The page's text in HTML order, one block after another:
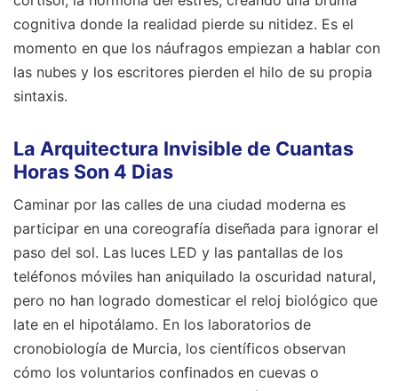
cognitiva donde la realidad pierde su nitidez. Es el
momento en que los náufragos empiezan a hablar con
las nubes y los escritores pierden el hilo de su propia
sintaxis.
La Arquitectura Invisible de Cuantas
Horas Son 4 Dias
Caminar por las calles de una ciudad moderna es
participar en una coreografía diseñada para ignorar el
paso del sol. Las luces LED y las pantallas de los
teléfonos móviles han aniquilado la oscuridad natural,
pero no han logrado domesticar el reloj biológico que
late en el hipotálamo. En los laboratorios de
cronobiología de Murcia, los científicos observan
cómo los voluntarios confinados en cuevas o